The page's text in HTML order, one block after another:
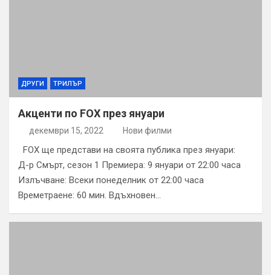
ДРУГИ ТРИЛЪР
Акценти по FOX през януари
декември 15, 2022 Нови филми
FOX ще представи на своята публика през януари:
Д-р Смърт, сезон 1 Премиера: 9 януари от 22:00 часа
Излъчване: Всеки понеделник от 22:00 часа
Времетраене: 60 мин. Вдъхновен…